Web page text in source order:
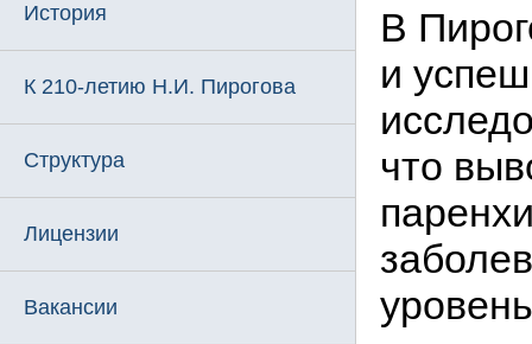
История
К 210-летию Н.И. Пирогова
Структура
Лицензии
Вакансии
В
и
что